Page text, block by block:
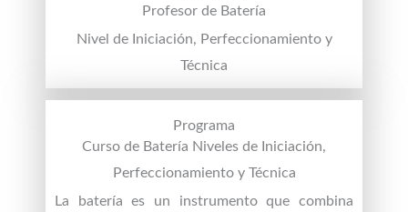
Profesor de Batería
Nivel de Iniciación, Perfeccionamiento y
Técnica
Programa
Curso de Batería Niveles de Iniciación,
Perfeccionamiento y Técnica
La batería es un instrumento que combina